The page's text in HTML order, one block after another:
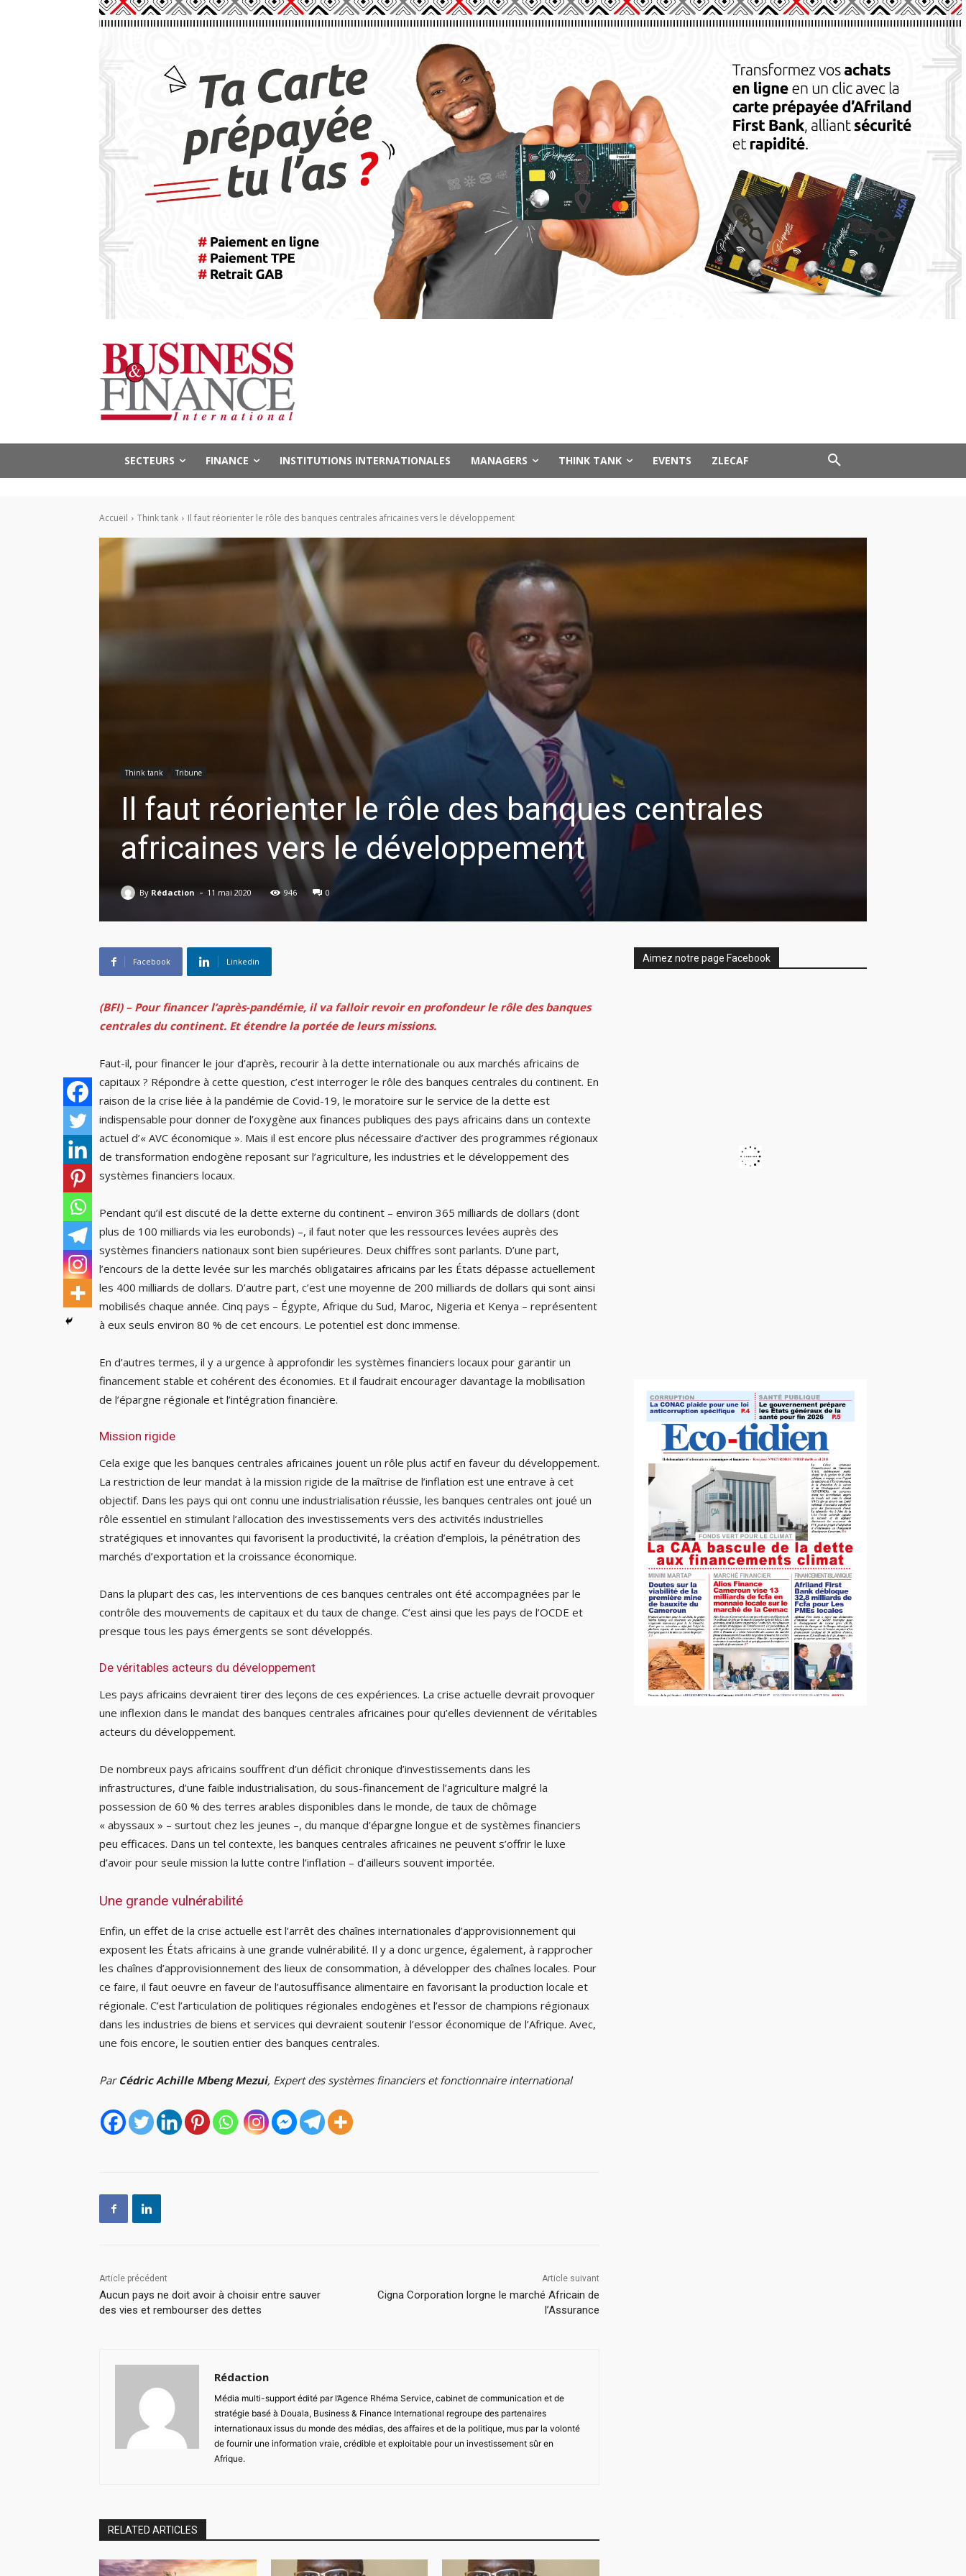
SECTEURS FINANCE INSTITUTIONS INTERNATIONALES MANAGERS THINK TANK EVENTS ZLECAF
Accueil Think tank Il faut réorienter le rôle des banques centrales africaines vers le développement
Think tank Tribune
Il faut réorienter le rôle des banques centrales
africaines vers le développement
By Rédaction - 11 mai 2020 946 0
Facebook Linkedin
(BFI) – Pour financer l’après-pandémie, il va falloir revoir en profondeur le rôle des banques
centrales du continent. Et étendre la portée de leurs missions.
Faut-il, pour financer le jour d’après, recourir à la dette internationale ou aux marchés africains de
capitaux ? Répondre à cette question, c’est interroger le rôle des banques centrales du continent. En
raison de la crise liée à la pandémie de Covid-19, le moratoire sur le service de la dette est
indispensable pour donner de l’oxygène aux finances publiques des pays africains dans un contexte
actuel d’« AVC économique ». Mais il est encore plus nécessaire d’activer des programmes régionaux
de transformation endogène reposant sur l’agriculture, les industries et le développement des
systèmes financiers locaux.
Pendant qu’il est discuté de la dette externe du continent – environ 365 milliards de dollars (dont
plus de 100 milliards via les eurobonds) –, il faut noter que les ressources levées auprès des
systèmes financiers nationaux sont bien supérieures. Deux chiffres sont parlants. D’une part,
l’encours de la dette levée sur les marchés obligataires africains par les États dépasse actuellement
les 400 milliards de dollars. D’autre part, c’est une moyenne de 200 milliards de dollars qui sont ainsi
mobilisés chaque année. Cinq pays – Égypte, Afrique du Sud, Maroc, Nigeria et Kenya – représentent
à eux seuls environ 80 % de cet encours. Le potentiel est donc immense.
En d’autres termes, il y a urgence à approfondir les systèmes financiers locaux pour garantir un
financement stable et cohérent des économies. Et il faudrait encourager davantage la mobilisation
de l’épargne régionale et l’intégration financière.
Mission rigide
Cela exige que les banques centrales africaines jouent un rôle plus actif en faveur du développement.
La restriction de leur mandat à la mission rigide de la maîtrise de l’inflation est une entrave à cet
objectif. Dans les pays qui ont connu une industrialisation réussie, les banques centrales ont joué un
rôle essentiel en stimulant l’allocation des investissements vers des activités industrielles
stratégiques et innovantes qui favorisent la productivité, la création d’emplois, la pénétration des
marchés d’exportation et la croissance économique.
Dans la plupart des cas, les interventions de ces banques centrales ont été accompagnées par le
contrôle des mouvements de capitaux et du taux de change. C’est ainsi que les pays de l’OCDE et
presque tous les pays émergents se sont développés.
De véritables acteurs du développement
Les pays africains devraient tirer des leçons de ces expériences. La crise actuelle devrait provoquer
une inflexion dans le mandat des banques centrales africaines pour qu’elles deviennent de véritables
acteurs du développement.
De nombreux pays africains souffrent d’un déficit chronique d’investissements dans les
infrastructures, d’une faible industrialisation, du sous-financement de l’agriculture malgré la
possession de 60 % des terres arables disponibles dans le monde, de taux de chômage
« abyssaux » – surtout chez les jeunes –, du manque d’épargne longue et de systèmes financiers
peu efficaces. Dans un tel contexte, les banques centrales africaines ne peuvent s’offrir le luxe
d’avoir pour seule mission la lutte contre l’inflation – d’ailleurs souvent importée.
Une grande vulnérabilité
Enfin, un effet de la crise actuelle est l’arrêt des chaînes internationales d’approvisionnement qui
exposent les États africains à une grande vulnérabilité. Il y a donc urgence, également, à rapprocher
les chaînes d’approvisionnement des lieux de consommation, à développer des chaînes locales. Pour
ce faire, il faut oeuvre en faveur de l’autosuffisance alimentaire en favorisant la production locale et
régionale. C’est l’articulation de politiques régionales endogènes et l’essor de champions régionaux
dans les industries de biens et services qui devraient soutenir l’essor économique de l’Afrique. Avec,
une fois encore, le soutien entier des banques centrales.
Par Cédric Achille Mbeng Mezui, Expert des systèmes financiers et fonctionnaire international
Article précédent
Aucun pays ne doit avoir à choisir entre sauver
des vies et rembourser des dettes
Article suivant
Cigna Corporation lorgne le marché Africain de
l’Assurance
Rédaction
Média multi-support édité par l’Agence Rhéma Service, cabinet de communication et de
stratégie basé à Douala, Business & Finance International regroupe des partenaires
internationaux issus du monde des médias, des affaires et de la politique, mus par la volonté
de fournir une information vraie, crédible et exploitable pour un investissement sûr en
Afrique.
RELATED ARTICLES
Aimez notre page Facebook